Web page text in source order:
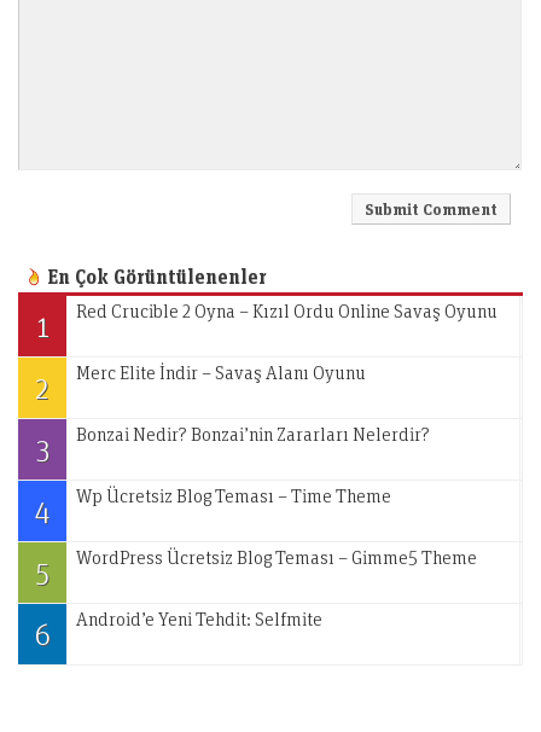
En Çok Görüntülenenler
1 Red Crucible 2 Oyna – Kızıl Ordu Online Savaş Oyunu
2 Merc Elite İndir – Savaş Alanı Oyunu
3 Bonzai Nedir? Bonzai’nin Zararları Nelerdir?
4 Wp Ücretsiz Blog Teması – Time Theme
5 WordPress Ücretsiz Blog Teması – Gimme5 Theme
6 Android’e Yeni Tehdit: Selfmite